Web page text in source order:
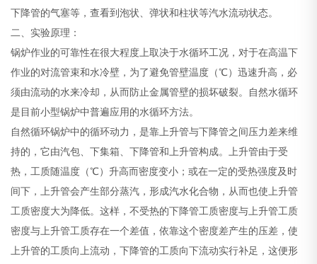
下降管的气塞等，查看到泡状、弹状和柱状等汽水流动状态。
二、实验原理：
锅炉作业的可靠性在很大程度上取决于水循环工况，对于在高温下
作业的对流管束和水冷壁，为了避免管壁温度（℃）迅速升高，必
须由流动的水来冷却，从而防止金属管壁的损坏破裂。自然水循环
是目前小型锅炉中普遍应用的水循环方法。
自然循环锅炉中的循环动力，是靠上升管与下降管之间压力差来维
持的，它由汽包、下集箱、下降管和上升管构成。上升管由于受
热，工质随温度（℃）升高而密度变小；或在一定的受热强度及时
间下，上升管会产生部分蒸汽，形成汽水化合物，从而也使上升管
工质密度大为降低。这样，不受热的下降管工质密度与上升管工质
密度与上升管工质存在一个差值，依靠这个密度差产生的压差，使
上升管的工质向上流动，下降管的工质向下流动实行补足，这便形